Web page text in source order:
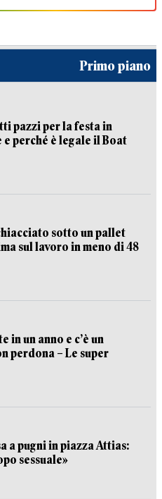
Primo piano
pazzi per la festa in
e perché è legale il Boat
sotto un pallet
sul lavoro in meno di 48
in un anno e c’è un
perdona – Le super
a pugni in piazza Attias:
sessuale»